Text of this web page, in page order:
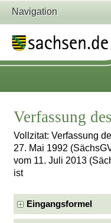
Navigation
Verfassung
Vollzitat: Verfassung
27. Mai 1992
vom 11. Juli 2013
ist
Eingangsformel